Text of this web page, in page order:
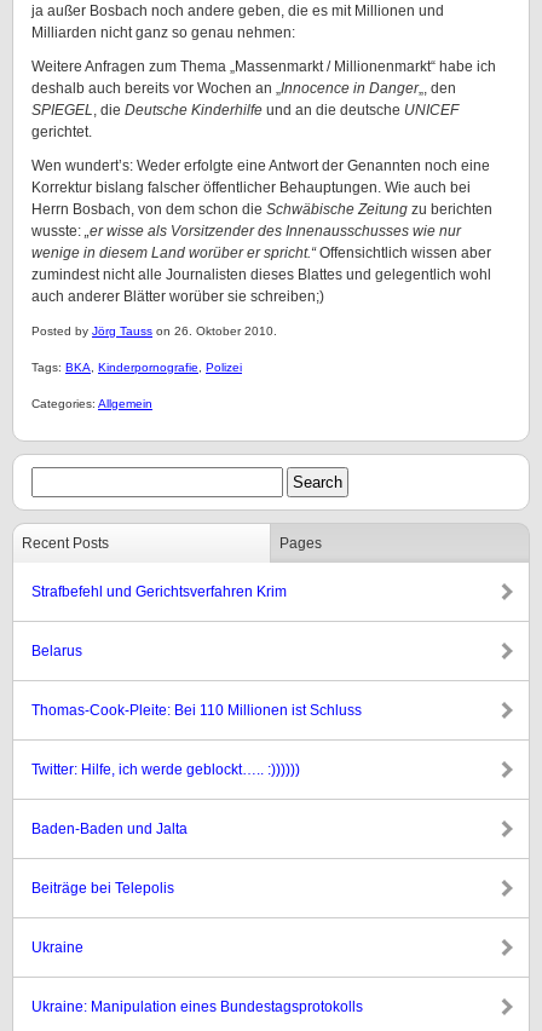
ja außer Bosbach noch andere geben, die es mit Millionen und
Milliarden nicht ganz so genau nehmen:
Weitere Anfragen zum Thema „Massenmarkt / Millionenmarkt“ habe ich
deshalb auch bereits vor Wochen an „Innocence in Danger„, den
SPIEGEL, die Deutsche Kinderhilfe und an die deutsche UNICEF
gerichtet.
Wen wundert’s: Weder erfolgte eine Antwort der Genannten noch eine
Korrektur bislang falscher öffentlicher Behauptungen. Wie auch bei
Herrn Bosbach, von dem schon die Schwäbische Zeitung zu berichten
wusste: „er wisse als Vorsitzender des Innenausschusses wie nur
wenige in diesem Land worüber er spricht.“Offensichtlich wissen aber
zumindest nicht alle Journalisten dieses Blattes und gelegentlich wohl
auch anderer Blätter worüber sie schreiben;)
Posted by Jörg Tauss on 26. Oktober 2010.
Tags: BKA Kinderpornografie Polizei
Categories: Allgemein
Recent Posts Pages
Strafbefehl und Gerichtsverfahren Krim
Belarus
Thomas-Cook-Pleite: Bei 110 Millionen ist Schluss
Twitter: Hilfe, ich werde geblockt….. :))))))
Baden-Baden und Jalta
Beiträge bei Telepolis
Ukraine
Ukraine: Manipulation eines Bundestagsprotokolls